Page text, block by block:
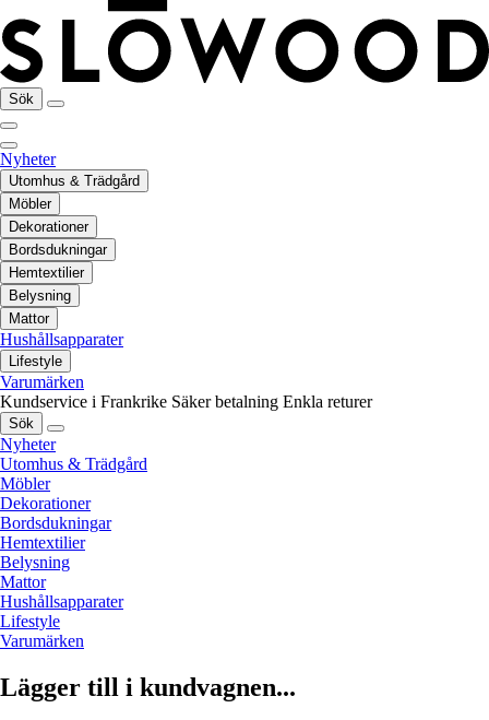
Sök
Nyheter
Utomhus & Trädgård
Möbler
Dekorationer
Bordsdukningar
Hemtextilier
Belysning
Mattor
Hushållsapparater
Lifestyle
Varumärken
Kundservice i Frankrike Säker betalning Enkla returer
Sök
Nyheter
Utomhus & Trädgård
Möbler
Dekorationer
Bordsdukningar
Hemtextilier
Belysning
Mattor
Hushållsapparater
Lifestyle
Varumärken
Lägger till i kundvagnen...